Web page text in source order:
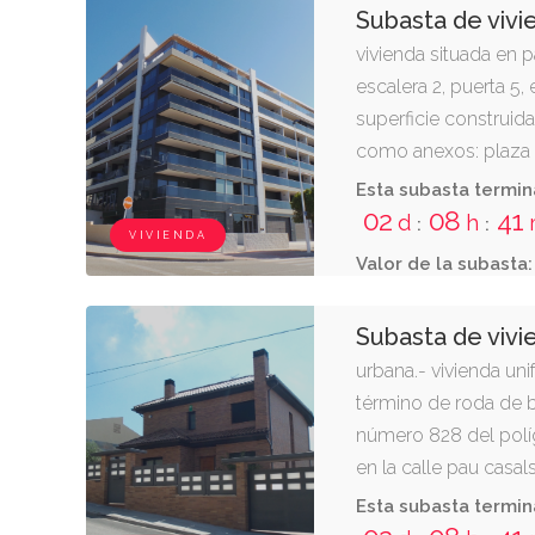
VIVIENDA
Subasta de
vivienda situada en
escalera 2, puerta 5,
superficie
como anexos:
26,07 m2, y cuarto
situados ambos en
Esta subasta
02 d : 08 h : 41
Valor de la subasta:
Subasta de
urbana.- vivienda
término de roda de
número 828 del
en la calle pau
solar de seiscientos
Esta subasta